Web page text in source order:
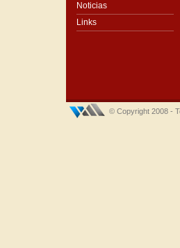
Noticias
Links
© Copyright 2008 -